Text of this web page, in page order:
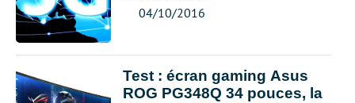
04/10/2016
Test : écran gaming Asus
ROG PG348Q 34 pouces, la